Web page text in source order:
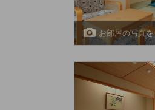
お部屋の写真